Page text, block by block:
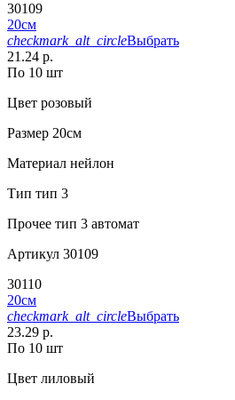
30109
20см
checkmark_alt_circleВыбрать
21.24 р.
По 10 шт
Цвет розовый
Размер 20см
Материал нейлон
Тип тип 3
Прочее тип 3 автомат
Артикул 30109
30110
20см
checkmark_alt_circleВыбрать
23.29 р.
По 10 шт
Цвет лиловый